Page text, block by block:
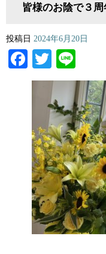
皆様のお陰で３周
投稿日 2024年6月20日
Facebook
Twitter